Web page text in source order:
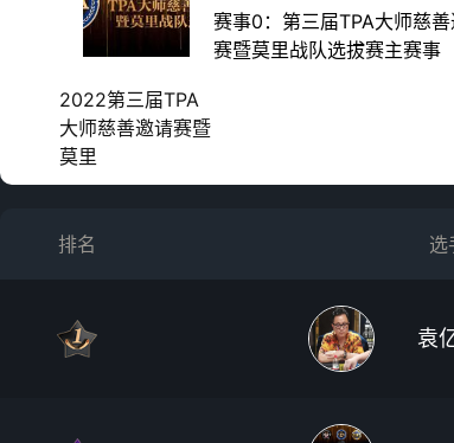
2022第三届TPA
大师慈善邀请赛暨
莫里
赛事0：第三届TPA大师慈
赛暨莫里战队选拔赛主赛事
排名 选
袁